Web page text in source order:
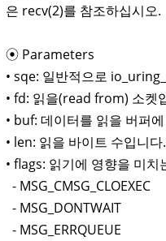
은 recv(2)를 참조하십시오.
⦿ Parameters
• sqe: 일반적으로
• fd: 읽을(read from) 소켓
• buf: 데이터를 읽을 버퍼
• len: 읽을 바이트 수입니다.
• flags: 읽기에 영향을 미
- MSG_CMSG_CLOEXEC
- MSG_DONTWAIT
- MSG_ERRQUEUE